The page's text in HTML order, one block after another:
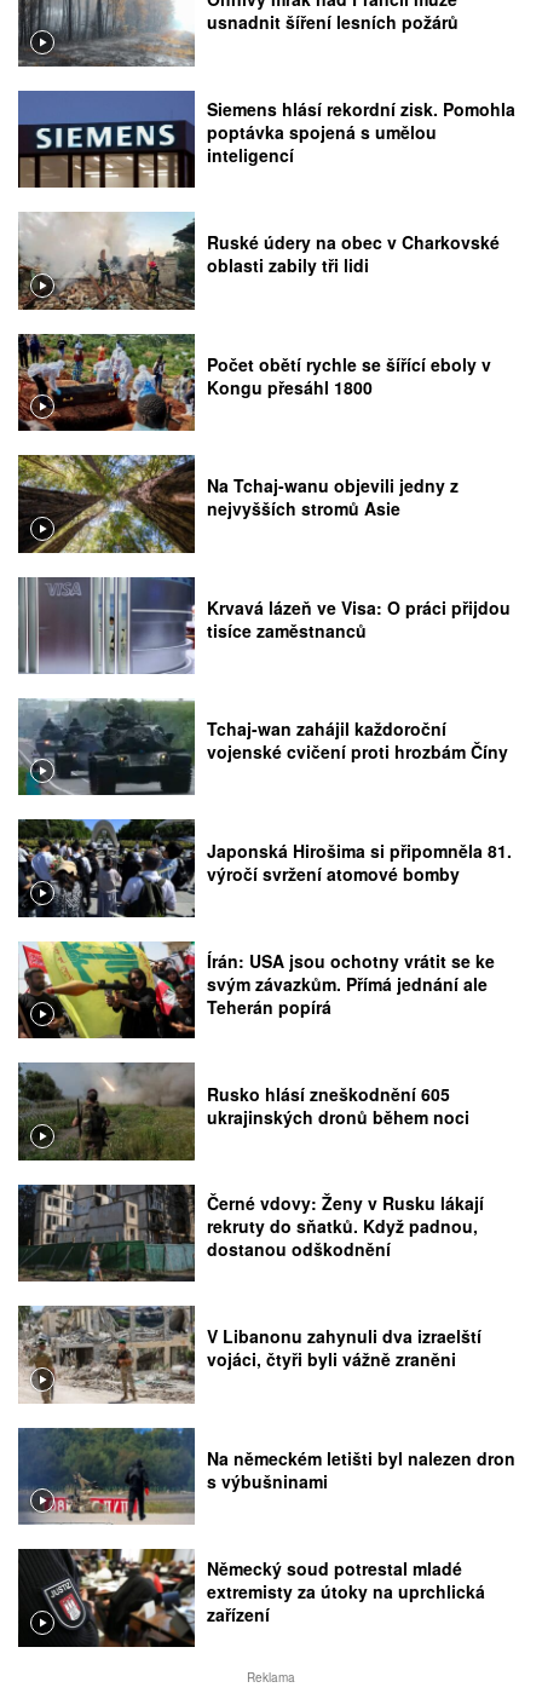
usnadnit šíření lesních požárů
Siemens hlásí rekordní zisk. Pomohla
poptávka spojená s umělou
inteligencí
Ruské údery na obec v Charkovské
oblasti zabily tři lidi
Počet obětí rychle se šířící eboly v
Kongu přesáhl 1800
Na Tchaj-wanu objevili jedny z
nejvyšších stromů Asie
Krvavá lázeň ve Visa: O práci přijdou
tisíce zaměstnanců
Tchaj-wan zahájil každoroční
vojenské cvičení proti hrozbám Číny
Japonská Hirošima si připomněla 81.
výročí svržení atomové bomby
Írán: USA jsou ochotny vrátit se ke
svým závazkům. Přímá jednání ale
Teherán popírá
Rusko hlásí zneškodnění 605
ukrajinských dronů během noci
Černé vdovy: Ženy v Rusku lákají
rekruty do sňatků. Když padnou,
dostanou odškodnění
V Libanonu zahynuli dva izraelští
vojáci, čtyři byli vážně zraněni
Na německém letišti byl nalezen dron
s výbušninami
Německý soud potrestal mladé
extremisty za útoky na uprchlická
zařízení
Reklama